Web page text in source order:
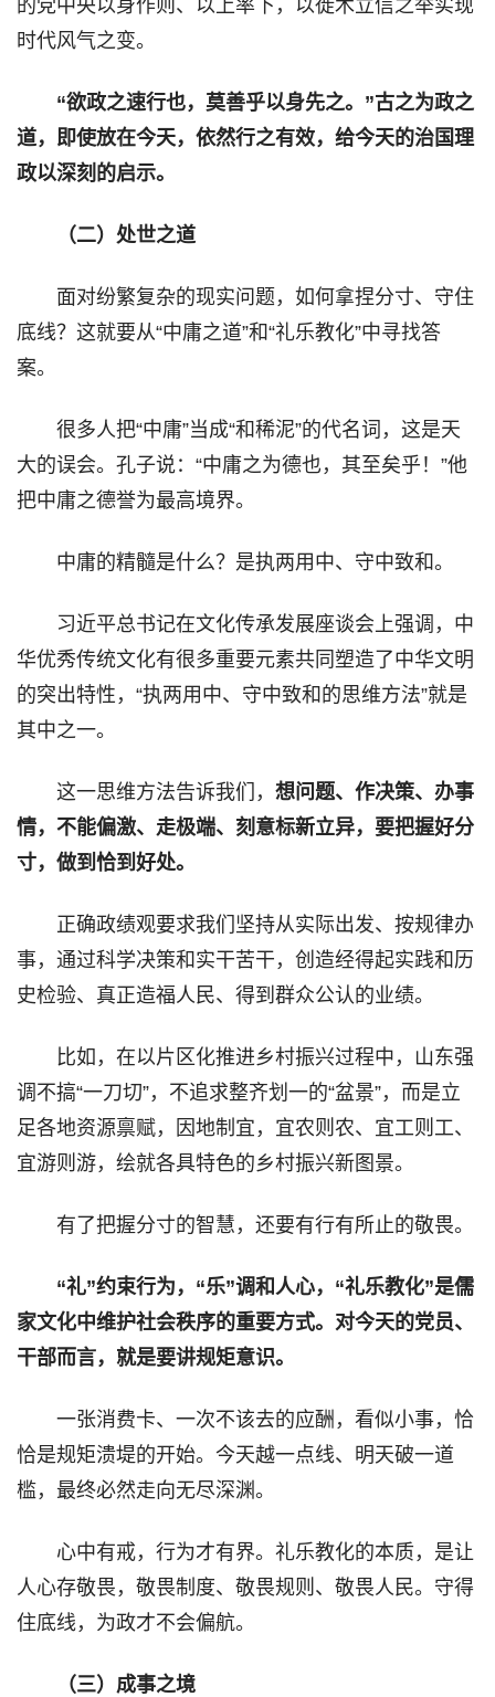
的党中央以身作则、以上率下，以徙木立信之举实现
时代风气之变。
“欲政之速行也，莫善乎以身先之。”古之为政之
道，即使放在今天，依然行之有效，给今天的治国理
政以深刻的启示。
（二）处世之道
面对纷繁复杂的现实问题，如何拿捏分寸、守住
底线？这就要从“中庸之道”和“礼乐教化”中寻找答
案。
很多人把“中庸”当成“和稀泥”的代名词，这是天
大的误会。孔子说：“中庸之为德也，其至矣乎！”他
把中庸之德誉为最高境界。
中庸的精髓是什么？是执两用中、守中致和。
习近平总书记在文化传承发展座谈会上强调，中
华优秀传统文化有很多重要元素共同塑造了中华文明
的突出特性，“执两用中、守中致和的思维方法”就是
其中之一。
这一思维方法告诉我们， 想问题、作决策、办事
情，不能偏激、走极端、刻意标新立异，要把握好分
寸，做到恰到好处。
正确政绩观要求我们坚持从实际出发、按规律办
事，通过科学决策和实干苦干，创造经得起实践和历
史检验、真正造福人民、得到群众公认的业绩。
比如，在以片区化推进乡村振兴过程中，山东强
调不搞“一刀切”，不追求整齐划一的“盆景”，而是立
足各地资源禀赋，因地制宜，宜农则农、宜工则工、
宜游则游，绘就各具特色的乡村振兴新图景。
有了把握分寸的智慧，还要有行有所止的敬畏。
“礼”约束行为，“乐”调和人心，“礼乐教化”是儒
家文化中维护社会秩序的重要方式。对今天的党员、
干部而言，就是要讲规矩意识。
一张消费卡、一次不该去的应酬，看似小事，恰
恰是规矩溃堤的开始。今天越一点线、明天破一道
槛，最终必然走向无尽深渊。
心中有戒，行为才有界。礼乐教化的本质，是让
人心存敬畏，敬畏制度、敬畏规则、敬畏人民。守得
住底线，为政才不会偏航。
（三）成事之境